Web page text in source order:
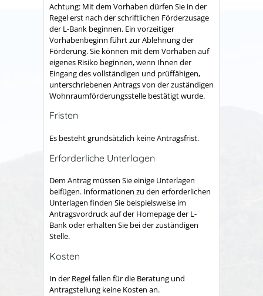
Achtung: Mit dem Vorhaben dürfen Sie in der
Regel erst nach der schriftlichen Förderzusage
der L-Bank beginnen. Ein vorzeitiger
Vorhabenbeginn führt zur Ablehnung der
Förderung. Sie können mit dem Vorhaben auf
eigenes Risiko beginnen, wenn Ihnen der
Eingang des vollständigen und prüffähigen,
unterschriebenen Antrags von der zuständigen
Wohnraumförderungsstelle bestätigt wurde.
Fristen
Es besteht grundsätzlich keine Antragsfrist.
Erforderliche Unterlagen
Dem Antrag müssen Sie einige Unterlagen
beifügen. Informationen zu den erforderlichen
Unterlagen finden Sie beispielsweise im
Antragsvordruck auf der Homepage der L-
Bank odererhalten Sie bei der zuständigen
Stelle.
Kosten
In der Regel fallen für die Beratung und
Antragstellung keine Kosten an.